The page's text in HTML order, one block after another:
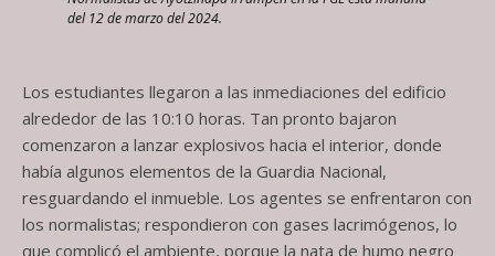
del 12 de marzo del 2024.
Los estudiantes llegaron a las inmediaciones del edificio
alrededor de las 10:10 horas. Tan pronto bajaron
comenzaron a lanzar explosivos hacia el interior, donde
había algunos elementos de la Guardia Nacional,
resguardando el inmueble. Los agentes se enfrentaron con
los normalistas; respondieron con gases lacrimógenos, lo
que complicó el ambiente, porque la nata de humo negro